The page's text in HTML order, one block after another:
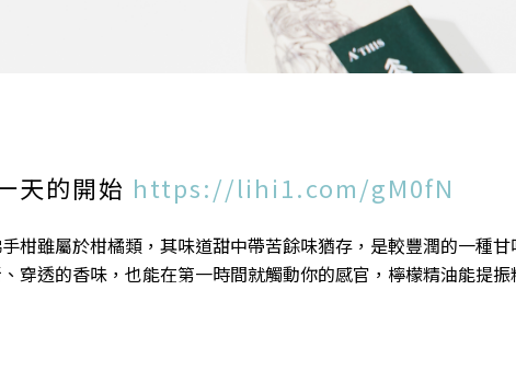
天的開始 https://lihi1.com/gM0fN
柑雖屬於柑橘類，其味道甜中帶苦餘味猶存，是較豐潤的一種
穿透的香味，也能在第一時間就觸動你的感官，檸檬精油能提